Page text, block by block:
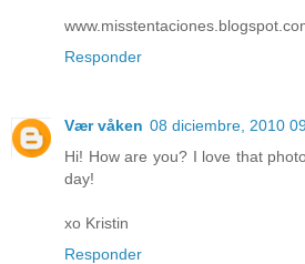
Responder
Vær våken 08 diciembre, 2010
Hi! How are you? I love that
day!
xo Kristin
Responder